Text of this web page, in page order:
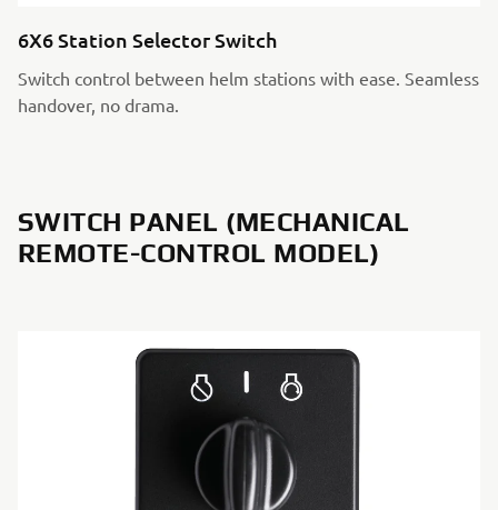
6X6 Station Selector Switch
Switch control between helm stations with ease. Seamless
handover, no drama.
SWITCH PANEL (MECHANICAL
REMOTE-CONTROL MODEL)